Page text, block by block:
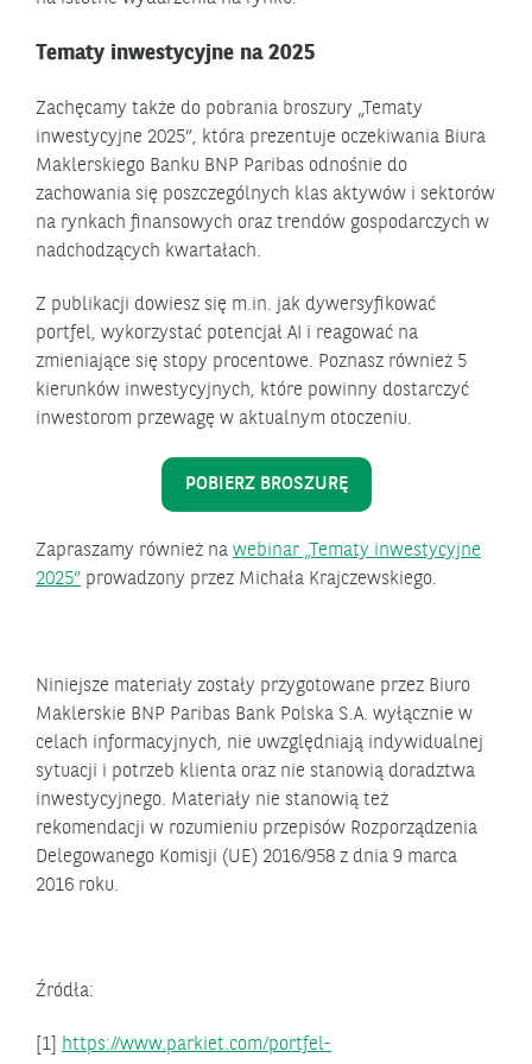
Tematy inwestycyjne na 2025
Zachęcamy także do pobrania broszury „Tematy
inwestycyjne 2025”, która prezentuje oczekiwania Biura
Maklerskiego Banku BNP Paribas odnośnie do
zachowania się poszczególnych klas aktywów i sektorów
na rynkach finansowych oraz trendów gospodarczych w
nadchodzących kwartałach.
Z publikacji dowiesz się m.in. jak dywersyfikować
portfel, wykorzystać potencjał AI i reagować na
zmieniające się stopy procentowe. Poznasz również 5
kierunków inwestycyjnych, które powinny dostarczyć
inwestorom przewagę w aktualnym otoczeniu.
POBIERZ BROSZURĘ
Zapraszamy również na webinar „Tematy inwestycyjne
2025” prowadzony przez Michała Krajczewskiego.
Niniejsze materiały zostały przygotowane przez Biuro
Maklerskie BNP Paribas Bank Polska S.A. wyłącznie w
celach informacyjnych, nie uwzględniają indywidualnej
sytuacji i potrzeb klienta oraz nie stanowią doradztwa
inwestycyjnego. Materiały nie stanowią też
rekomendacji w rozumieniu przepisów Rozporządzenia
Delegowanego Komisji (UE) 2016/958 z dnia 9 marca
2016 roku.
Źródła:
[1]
https://www.parkiet.com/portfel-